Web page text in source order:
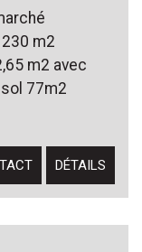
m2
m2 avec
77m2
DÉTAILS